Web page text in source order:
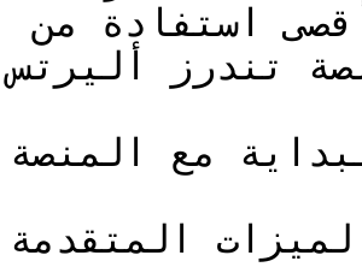
تناسب احتياجاتك وتساعدك على تحقيق أقصى استفادة من
تندرز أليرتس.
مع المنصة
الميزات المتقدمة